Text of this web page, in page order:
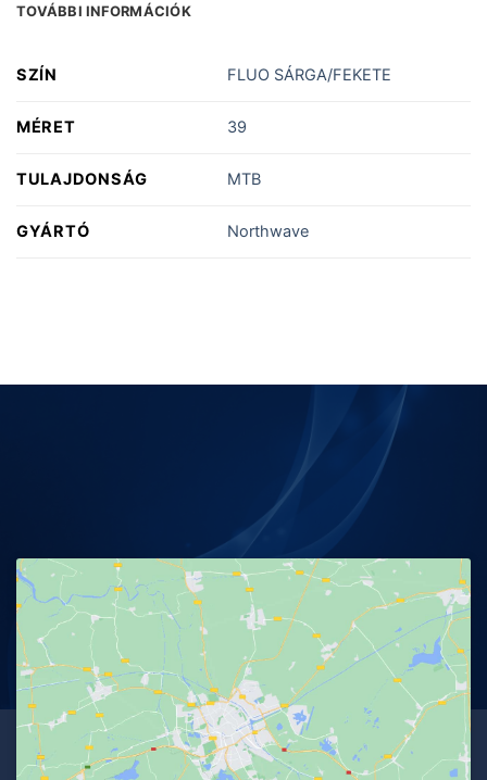
TOVÁBBI INFORMÁCIÓK
SZÍN FLUO SÁRGA/FEKETE
MÉRET 39
TULAJDONSÁG MTB
GYÁRTÓ Northwave